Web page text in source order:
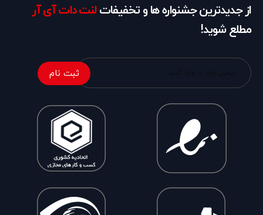
از جدیدترین جشنواره ها و تخفیفاتلنت دات آی آر
مطلع شوید!
ثبت نام